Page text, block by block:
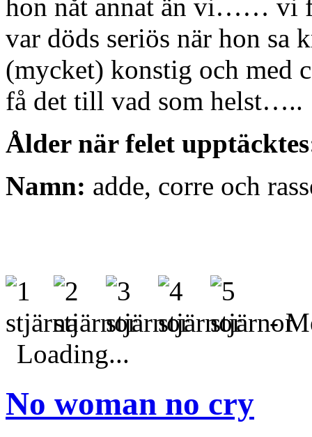
hon nåt annat än vi…… vi
var döds seriös när hon sa
(mycket) konstig och med
få det till vad som helst…..
Ålder när felet
Namn: adde, corre och
-
Loading...
No woman no cry